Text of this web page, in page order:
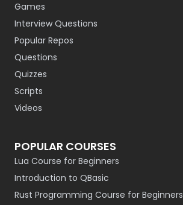
Games
Interview Questions
Popular Repos
Questions
Quizzes
Scripts
Videos
POPULAR COURSES
Lua Course for Beginners
Introduction to QBasic
Rust Programming Course for Beginners